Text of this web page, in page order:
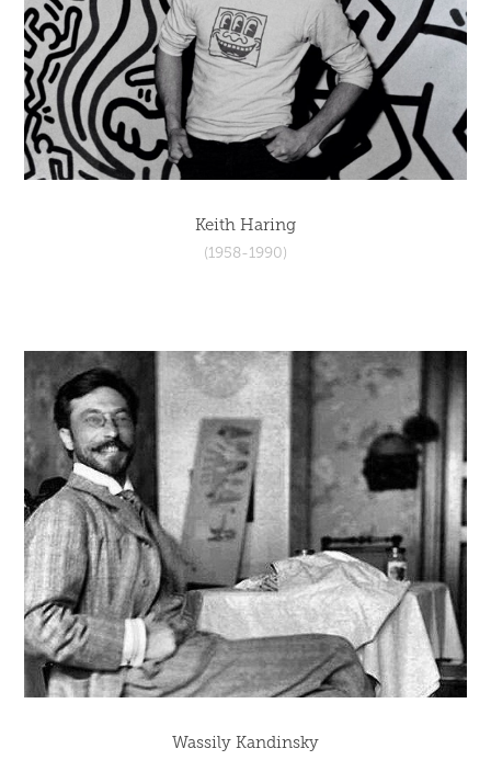
Keith Haring
(1958-1990)
Wassily Kandinsky